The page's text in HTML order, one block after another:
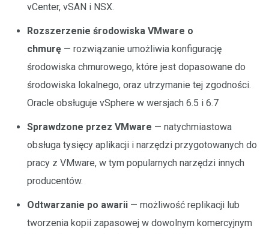
vCenter, vSAN i NSX.
Rozszerzenie środowiska VMware o
chmurę — rozwiązanie umożliwia konfigurację
środowiska chmurowego, które jest dopasowane do
środowiska lokalnego, oraz utrzymanie tej zgodności.
Oracle obsługuje vSphere w wersjach 6.5 i 6.7
Sprawdzone przez VMware — natychmiastowa
obsługa tysięcy aplikacji i narzędzi przygotowanych do
pracy z VMware, w tym popularnych narzędzi innych
producentów.
Odtwarzanie po awarii — możliwość replikacji lub
tworzenia kopii zapasowej w dowolnym komercyjnym